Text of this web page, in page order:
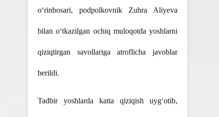
o‘rinbosari, podpolkovnik Zuhra Aliyeva
bilan o‘tkazilgan ochiq muloqotda yoshlarni
qiziqtirgan savollariga atroflicha javoblar
berildi.
Tadbir yoshlarda katta qiziqish uyg‘otib,